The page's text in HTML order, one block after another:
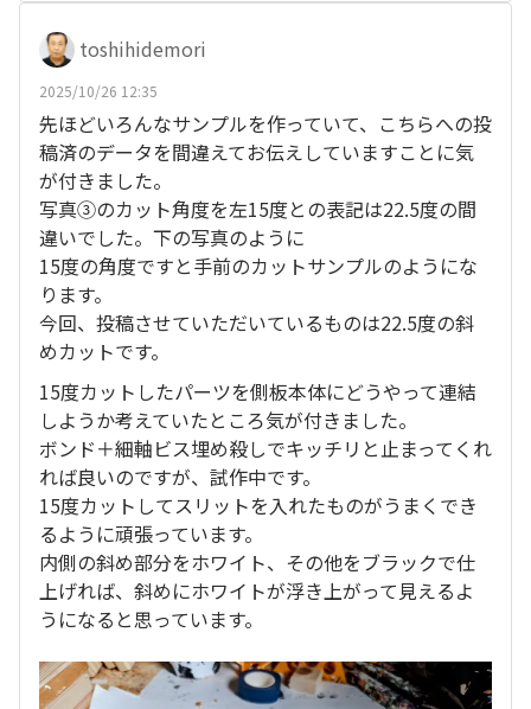
toshihidemori
2025/10/26 12:35
先ほどいろんなサンプルを作っていて、こちらへの投
稿済のデータを間違えてお伝えしていますことに気
が付きました。
写真③のカット角度を左15度との表記は22.5度の間
違いでした。下の写真のように
15度の角度ですと手前のカットサンプルのようにな
ります。
今回、投稿させていただいているものは22.5度の斜
めカットです。
15度カットしたパーツを側板本体にどうやって連結
しようか考えていたところ気が付きました。
ボンド＋細軸ビス埋め殺しでキッチリと止まってくれ
れば良いのですが、試作中です。
15度カットしてスリットを入れたものがうまくでき
るように頑張っています。
内側の斜め部分をホワイト、その他をブラックで仕
上げれば、斜めにホワイトが浮き上がって見えるよ
うになると思っています。